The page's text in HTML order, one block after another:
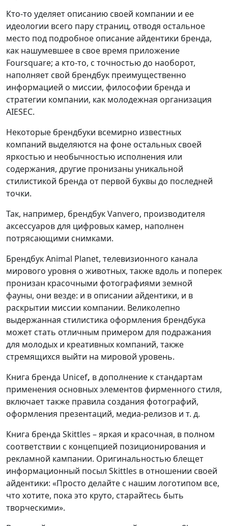
Кто-то уделяет описанию своей компании и ее
идеологии всего пару страниц, отводя остальное
место под подробное описание айдентики бренда,
как нашумевшее в свое время приложение
Foursquare; а кто-то, с точностью до наоборот,
наполняет свой брендбук преимущественно
информацией о миссии, философии бренда и
стратегии компании, как молодежная организация
AIESEC.
Некоторые брендбуки всемирно известных
компаний выделяются на фоне остальных своей
яркостью и необычностью исполнения или
содержания, другие пронизаны уникальной
стилистикой бренда от первой буквы до последней
точки.
Так, например, брендбук Vanvero, производителя
аксессуаров для цифровых камер, наполнен
потрясающими снимками.
Брендбук Animal Planet, телевизионного канала
мирового уровня о животных, также вдоль и поперек
пронизан красочными фотографиями земной
фауны, они везде: и в описании айдентики, и в
раскрытии миссии компании. Великолепно
выдержанная стилистика оформления брендбука
может стать отличным примером для подражания
для молодых и креативных компаний, также
стремящихся выйти на мировой уровень.
Книга бренда Unicef, в дополнение к стандартам
применения основных элементов фирменного стиля,
включает также правила создания фотографий,
оформления презентаций, медиа-релизов и т. д.
Книга бренда Skittles – яркая и красочная, в полном
соответствии с концепцией позиционирования и
рекламной кампании. Оригинальностью блещет
информационный посыл Skittles в отношении своей
айдентики: «Просто делайте с нашим логотипом все,
что хотите, пока это круто, старайтесь быть
творческими».